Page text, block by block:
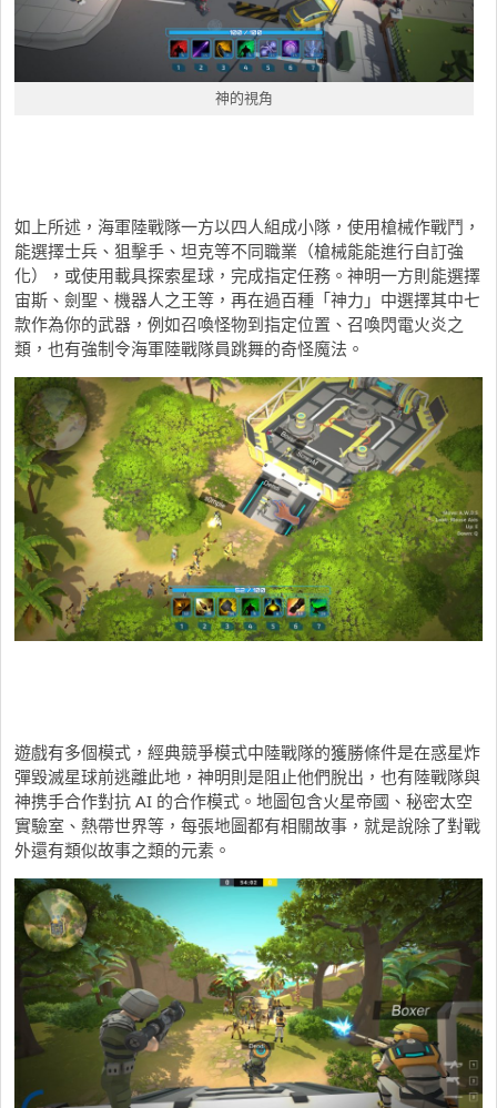
神的視角
如上所述，海軍陸戰隊一方以四人組成小隊，使用槍械作戰鬥，
能選擇士兵、狙擊手、坦克等不同職業（槍械能能進行自訂強
化），或使用載具探索星球，完成指定任務。神明一方則能選擇
宙斯、劍聖、機器人之王等，再在過百種「神力」中選擇其中七
款作為你的武器，例如召喚怪物到指定位置、召喚閃電火炎之
類，也有強制令海軍陸戰隊員跳舞的奇怪魔法。
遊戲有多個模式，經典競爭模式中陸戰隊的獲勝條件是在惑星炸
彈毀滅星球前逃離此地，神明則是阻止他們脫出，也有陸戰隊與
神携手合作對抗 AI 的合作模式。地圖包含火星帝國、秘密太空
實驗室、熱帶世界等，每張地圖都有相關故事，就是說除了對戰
外還有類似故事之類的元素。